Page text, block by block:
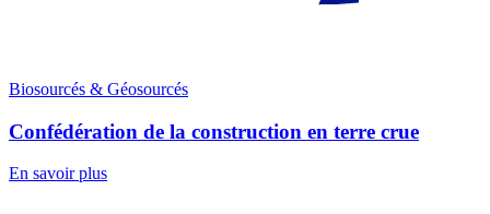
Biosourcés & Géosourcés
Confédération de la construction en terre crue
En savoir plus